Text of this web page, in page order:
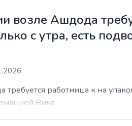
возле Ашдода
с утра, есть
работница к на
Вика